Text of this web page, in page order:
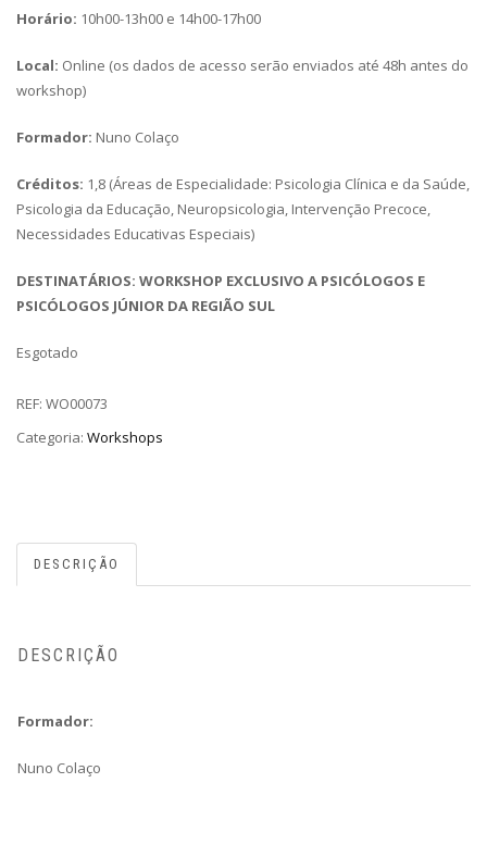
Horário: 10h00-13h00 e 14h00-17h00
Local: Online (os dados de acesso serão enviados até 48h antes do
workshop)
Formador: Nuno Colaço
Créditos: 1,8 (Áreas de Especialidade: Psicologia Clínica e da Saúde,
Psicologia da Educação, Neuropsicologia, Intervenção Precoce,
Necessidades Educativas Especiais)
DESTINATÁRIOS: WORKSHOP EXCLUSIVO A PSICÓLOGOS E
PSICÓLOGOS JÚNIOR DA REGIÃO SUL
Esgotado
REF: WO00073
Categoria: Workshops
DESCRIÇÃO
DESCRIÇÃO
Formador:
Nuno Colaço